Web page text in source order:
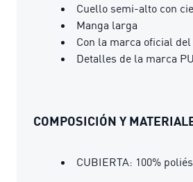
Cuello semi-alto con
Manga larga
Con la marca oficial
Detalles de la marca
COMPOSICIÓN Y
CUBIERTA: 100%